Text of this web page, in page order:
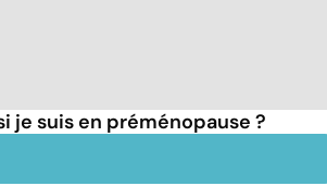
je suis en préménopause ?